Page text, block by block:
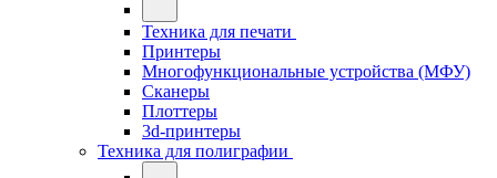
Техника для печати
Принтеры
Многофункциональные устройства (МФУ)
Сканеры
Плоттеры
3d-принтеры
Техника для полиграфии